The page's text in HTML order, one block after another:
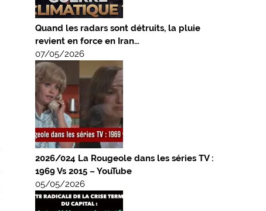
Quand les radars sont détruits, la pluie
revient en force en Iran…
07/05/2026
2026/024 La Rougeole dans les séries TV :
1969 Vs 2015 – YouTube
05/05/2026